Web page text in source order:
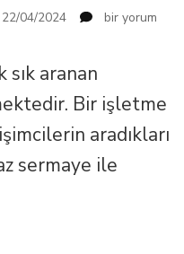
22/04/2024
Çilingir
Açma
için
bir yorum
aranan
Bir işletme
aradıkları
sermaye ile